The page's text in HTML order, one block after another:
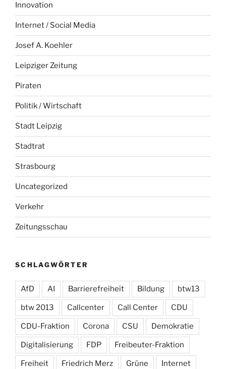
Innovation
Internet / Social Media
Josef A. Koehler
Leipziger Zeitung
Piraten
Politik / Wirtschaft
Stadt Leipzig
Stadtrat
Strasbourg
Uncategorized
Verkehr
Zeitungsschau
SCHLAGWÖRTER
AfD AI Barrierefreiheit Bildung btw13
btw 2013 Callcenter Call Center CDU
CDU-Fraktion Corona CSU Demokratie
Digitalisierung FDP Freibeuter-Fraktion
Freiheit Friedrich Merz Grüne Internet